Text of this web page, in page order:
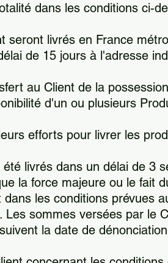
dans les conditions ci-
seront livrés en France
de 15 jours à l'adresse
au Client de la
d'un ou plusieurs
efforts pour livrer les
livrés dans un délai de 3
la force majeure ou le fait
les conditions prévues
sommes versées par le
la date de